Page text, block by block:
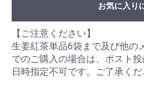
お気に入り
【ご注意ください】
生姜紅茶単品6袋まで及び他の
でのご購入の場合は、ポスト投
日時指定不可です。ご了承くだ